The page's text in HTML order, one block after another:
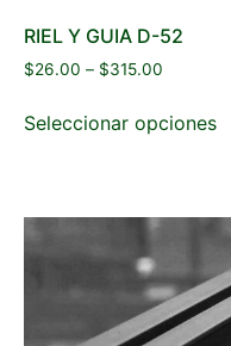
RIEL Y GUIA D-52
$26.00 – $315.00
Seleccionar opciones